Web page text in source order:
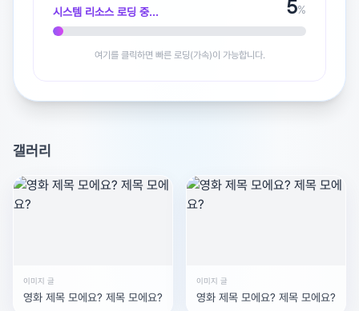
광고 [X]를 누르면 내용이 해제됩니다
시스템 리소스 로딩 중... 5%
여기를 클릭하면 빠른 로딩(가속)이 가능합니다.
갤러리
이미지 글
영화 제목 모에요? 제목 모에요?
이미지 글
영화 제목 모에요? 제목 모에요?